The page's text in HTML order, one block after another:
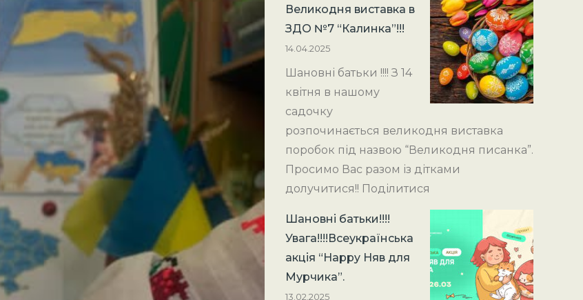
Великодня виставка в
ЗДО №7 “Калинка”!!!
14.04.2025
Шановні батьки !!!! З 14
квітня в нашому
садочку
розпочинається великодня виставка
поробок під назвою “Великодня писанка”.
Просимо Вас разом із дітками
долучитися!! Поділитися
Шановні батьки!!!!
Увага!!!!Всеукраїнська
акція “Happy Няв для
Мурчика”.
13.02.2025